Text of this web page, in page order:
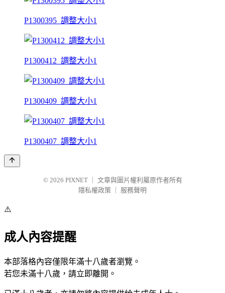
P1300395_調整大小1
P1300412_調整大小1
P1300409_調整大小1
P1300407_調整大小1
© 2026 PIXNET
文章與圖片權利屬原作者所有
隱私權政策
服務聲明
⚠️
成人內容提醒
本部落格內容僅限年滿十八歲者瀏覽。
若您未滿十八歲，請立即離開。